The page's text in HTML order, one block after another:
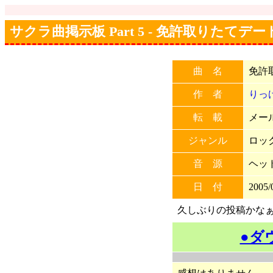
サクラ曲掲示板 Part 5 - 免許取りたてデー
曲 名 免許
作 者 りっ
転 載 メー
ジャンル ロッ
音 源 ヘッ
日 付
久しぶりの投稿かな
●ダ